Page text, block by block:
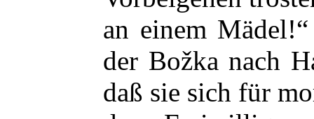
an einem
der Božka nach
daß sie sich für